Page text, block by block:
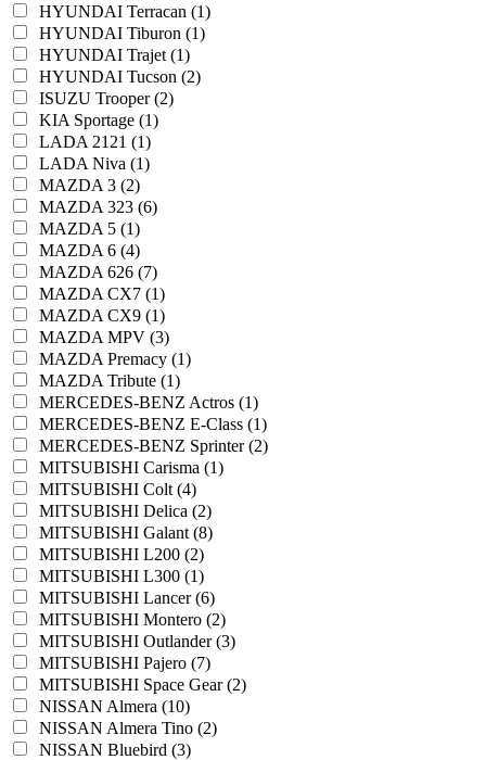
HYUNDAI Terracan (1)
HYUNDAI Tiburon (1)
HYUNDAI Trajet (1)
HYUNDAI Tucson (2)
ISUZU Trooper (2)
KIA Sportage (1)
LADA 2121 (1)
LADA Niva (1)
MAZDA 3 (2)
MAZDA 323 (6)
MAZDA 5 (1)
MAZDA 6 (4)
MAZDA 626 (7)
MAZDA CX7 (1)
MAZDA CX9 (1)
MAZDA MPV (3)
MAZDA Premacy (1)
MAZDA Tribute (1)
MERCEDES-BENZ Actros (1)
MERCEDES-BENZ E-Class (1)
MERCEDES-BENZ Sprinter (2)
MITSUBISHI Carisma (1)
MITSUBISHI Colt (4)
MITSUBISHI Delica (2)
MITSUBISHI Galant (8)
MITSUBISHI L200 (2)
MITSUBISHI L300 (1)
MITSUBISHI Lancer (6)
MITSUBISHI Montero (2)
MITSUBISHI Outlander (3)
MITSUBISHI Pajero (7)
MITSUBISHI Space Gear (2)
NISSAN Almera (10)
NISSAN Almera Tino (2)
NISSAN Bluebird (3)